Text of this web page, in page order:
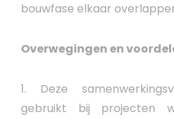
bouwfase elkaar
Overwegingen en
1. Deze
gebruikt bij projecten